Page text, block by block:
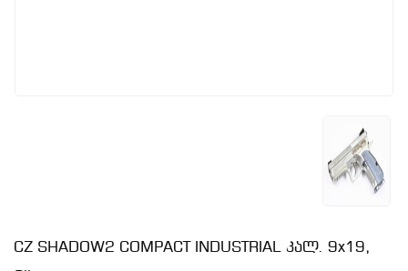
CZ SHADOW2 COMPACT INDUSTRIAL კალ. 9x19,